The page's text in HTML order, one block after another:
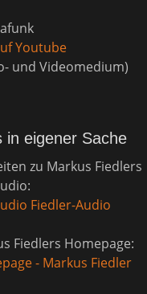
Youtube
und Videomedium)
in eigener Sache
zu Markus Fiedlers
Fiedler-Audio
Fiedlers Homepage:
- Markus Fiedler